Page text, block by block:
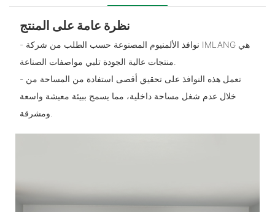
نظرة عامة على المنتج
- نوافذ الألمنيوم المصنوعة حسب الطلب من شركة IMLANG هي
- تعمل هذه النوافذ على تحقيق أقصى استفادة من المساحة من
خلال عدم شغل مساحة داخلية، مما يسمح ببيئة معيشة واسعة